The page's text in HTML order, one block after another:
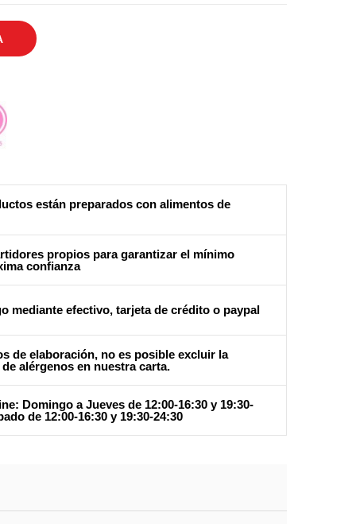
están preparados con alimentos de
propios para garantizar el mínimo
confianza
mediante efectivo, tarjeta de crédito o paypal
de elaboración, no es posible excluir la
alérgenos en nuestra carta.
Domingo a Jueves de 12:00-16:30 y 19:30-
de 12:00-16:30 y 19:30-24:30